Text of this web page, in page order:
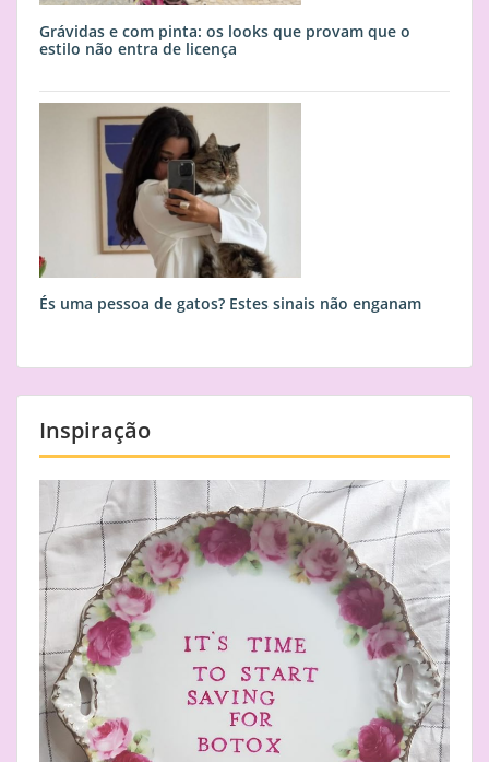
Grávidas e com pinta: os looks que provam que o
estilo não entra de licença
És uma pessoa de gatos? Estes sinais não enganam
Inspiração